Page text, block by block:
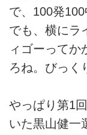
で、100発
でも、横にラ
ィゴーってか
ろね。びっく
やっぱり第1
いた黒山健一